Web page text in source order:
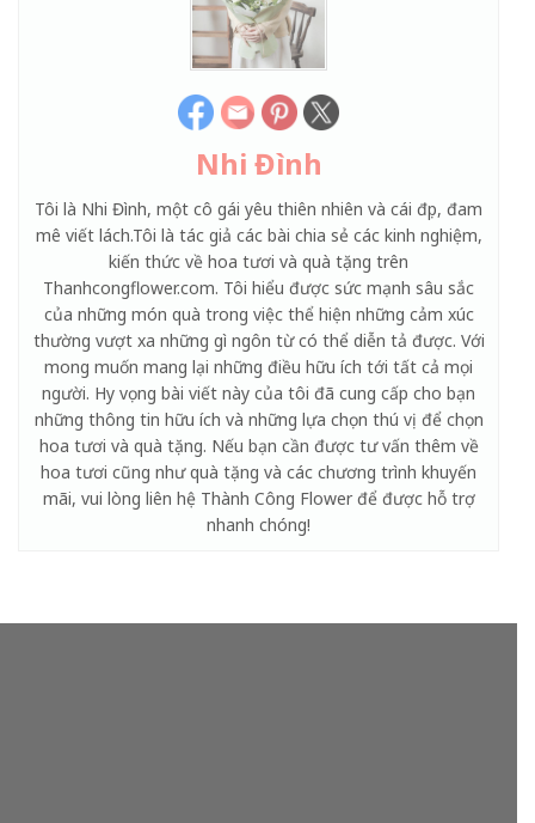
Nhi Đình
Tôi là Nhi Đình, một cô gái yêu thiên nhiên và cái đẹp, đam
mê viết lách.Tôi là tác giả các bài chia sẻ các kinh nghiệm,
kiến thức về hoa tươi và quà tặng trên
Thanhcongflower.com. Tôi hiểu được sức mạnh sâu sắc
của những món quà trong việc thể hiện những cảm xúc
thường vượt xa những gì ngôn từ có thể diễn tả được. Với
mong muốn mang lại những điều hữu ích tới tất cả mọi
người. Hy vọng bài viết này của tôi đã cung cấp cho bạn
những thông tin hữu ích và những lựa chọn thú vị để chọn
hoa tươi và quà tặng. Nếu bạn cần được tư vấn thêm về
hoa tươi cũng như quà tặng và các chương trình khuyến
mãi, vui lòng liên hệ Thành Công Flower để được hỗ trợ
nhanh chóng!